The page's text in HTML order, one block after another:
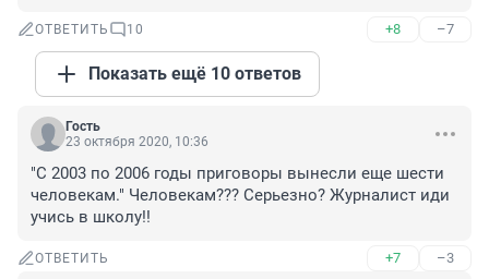
ОТВЕТИТЬ 10 +8 –7
Показать ещё 10 ответов
Гость
23 октября 2020, 10:36
"С 2003 по 2006 годы приговоры вынесли еще шести
человекам." Человекам??? Серьезно? Журналист иди
учись в школу!!
ОТВЕТИТЬ +7 –3